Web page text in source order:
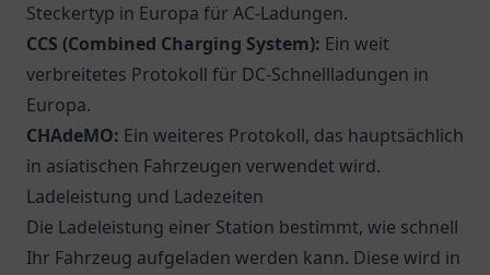
Steckertyp in Europa für AC-Ladungen.
CCS (Combined Charging System): Ein weit
verbreitetes Protokoll für DC-Schnellladungen in
Europa.
CHAdeMO: Ein weiteres Protokoll, das hauptsächlich
in asiatischen Fahrzeugen verwendet wird.
Ladeleistung und Ladezeiten
Die Ladeleistung einer Station bestimmt, wie schnell
Ihr Fahrzeug aufgeladen werden kann. Diese wird in